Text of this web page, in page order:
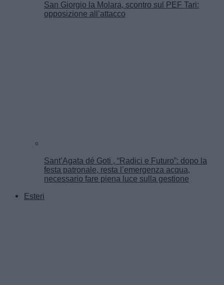
San Giorgio la Molara, scontro sul PEF Tari:
opposizione all’attacco
Sant’Agata dé Goti , “Radici e Futuro”: dopo la
festa patronale, resta l’emergenza acqua,
necessario fare piena luce sulla gestione
Esteri